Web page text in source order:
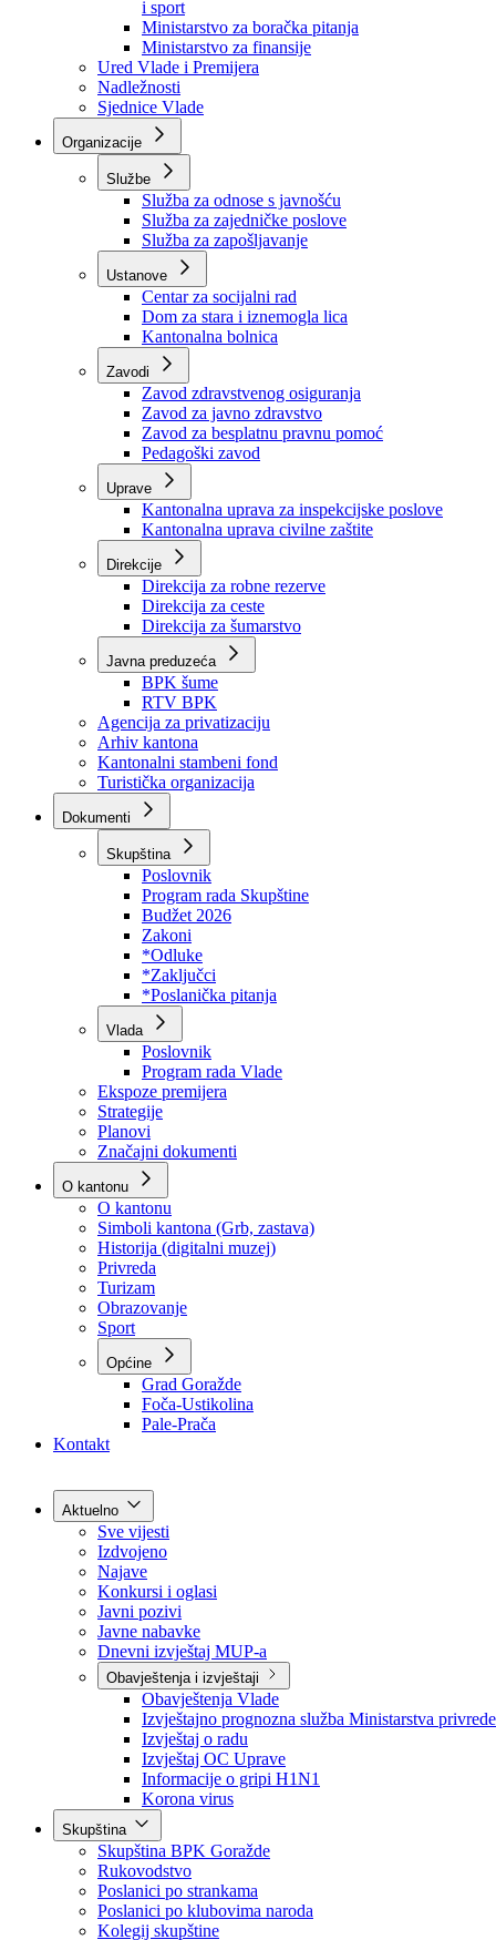
Ministarstvo za urbanizam, prostorno uređenje i
zaštitu okoline
Ministarstvo za obrazovanje, mlade, nauku,
i sport
Ministarstvo za boračka pitanja
Ministarstvo za finansije
Ured Vlade i Premijera
Nadležnosti
Sjednice Vlade
Organizacije
Službe
Služba za odnose s javnošću
Služba za zajedničke poslove
Služba za zapošljavanje
Ustanove
Centar za socijalni rad
Dom za stara i iznemogla lica
Kantonalna bolnica
Zavodi
Zavod zdravstvenog osiguranja
Zavod za javno zdravstvo
Zavod za besplatnu pravnu pomoć
Pedagoški zavod
Kantonalna uprava za inspekcijske poslove
Kantonalna uprava civilne zaštite
Direkcije
Direkcija za robne rezerve
Direkcija za ceste
Direkcija za šumarstvo
Javna preduzeća
BPK šume
RTV BPK
Agencija za privatizaciju
Arhiv kantona
Kantonalni stambeni fond
Turistička organizacija
Dokumenti
Skupština
Poslovnik
Program rada Skupštine
Budžet 2026
Zakoni
*Odluke
*Zaključci
*Poslanička pitanja
Vlada
Poslovnik
Program rada Vlade
Ekspoze premijera
Strategije
Planovi
Značajni dokumenti
O kantonu
O kantonu
Simboli kantona (Grb, zastava)
Historija (digitalni muzej)
Privreda
Turizam
Obrazovanje
Sport
Općine
Kontakt
Aktuelno
Sve vijesti
Izdvojeno
Najave
Konkursi i oglasi
Javni pozivi
Javne nabavke
Dnevni izvještaj MUP-a
Obavještenja i izvještaji
Obavještenja Vlade
Izvještajno prognozna služba Ministarstva privrede
Izvještaj o radu
Izvještaj OC Uprave
Informacije o gripi H1N1
Korona virus
Skupština
Skupština BPK Goražde
Rukovodstvo